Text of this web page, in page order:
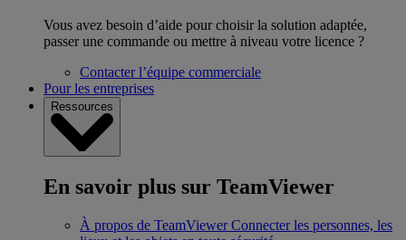
Vous avez besoin d’aide pour choisir la solution adaptée,
passer une commande ou mettre à niveau votre licence ?
Contacter l’équipe commerciale
Pour les entreprises
Ressources
En savoir plus sur TeamViewer
À propos de TeamViewer Connecter les personnes, les